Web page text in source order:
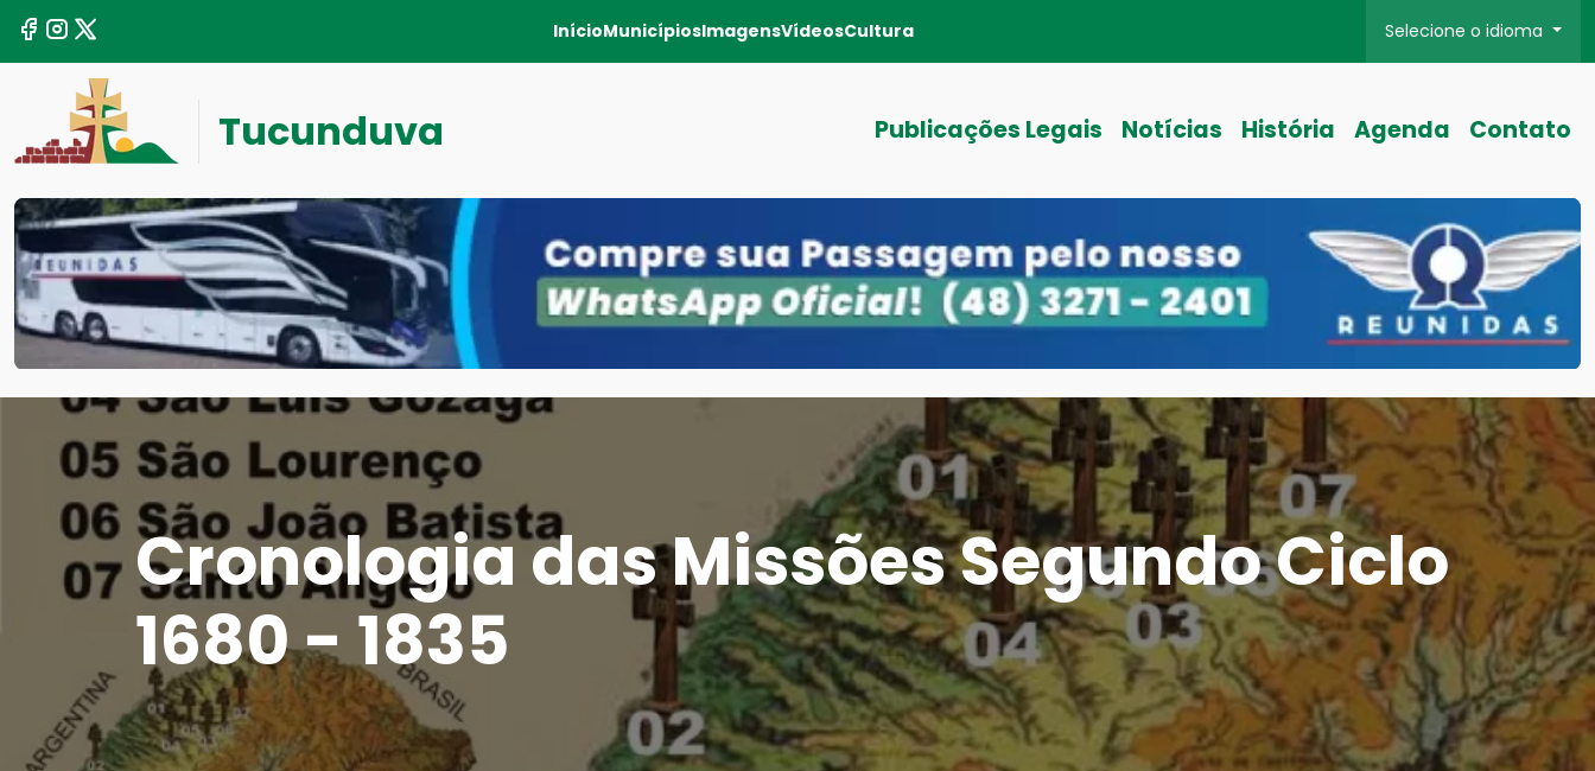
InícioMunicípiosImagensVídeosCultura Selecione o idioma
Tucunduva Publicações Legais Notícias História Agenda Contato
Cronologia das Missões Segundo Ciclo
1680 - 1835